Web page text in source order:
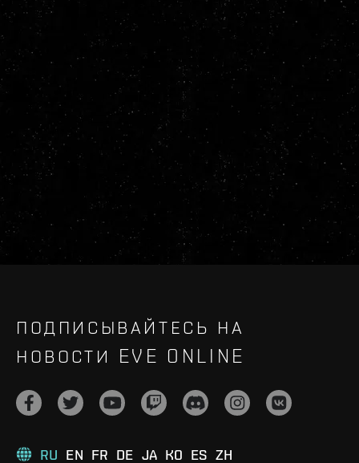
ПОДПИСЫВАЙТЕСЬ НА
НОВОСТИ EVE ONLINE
RU EN FR DE JA KO ES ZH